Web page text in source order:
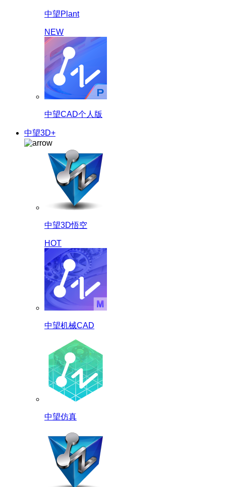
中望Plant
NEW
中望CAD个人版
中望3D+
中望3D悟空
HOT
中望机械CAD
中望仿真